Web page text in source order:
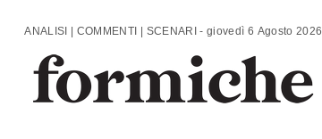
ANALISI | COMMENTI | SCENARI - giovedì 6 Agosto 2026